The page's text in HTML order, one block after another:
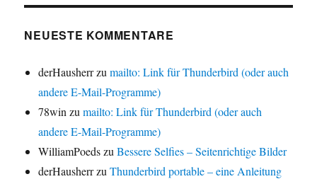
NEUESTE KOMMENTARE
derHausherrzumailto: Link für Thunderbird (oder auch
andere E-Mail-Programme)
78win zumailto: Link für Thunderbird (oder auch
andere E-Mail-Programme)
WilliamPoedszuBessere Selfies – Seitenrichtige Bilder
derHausherrzuThunderbird portable – eine Anleitung